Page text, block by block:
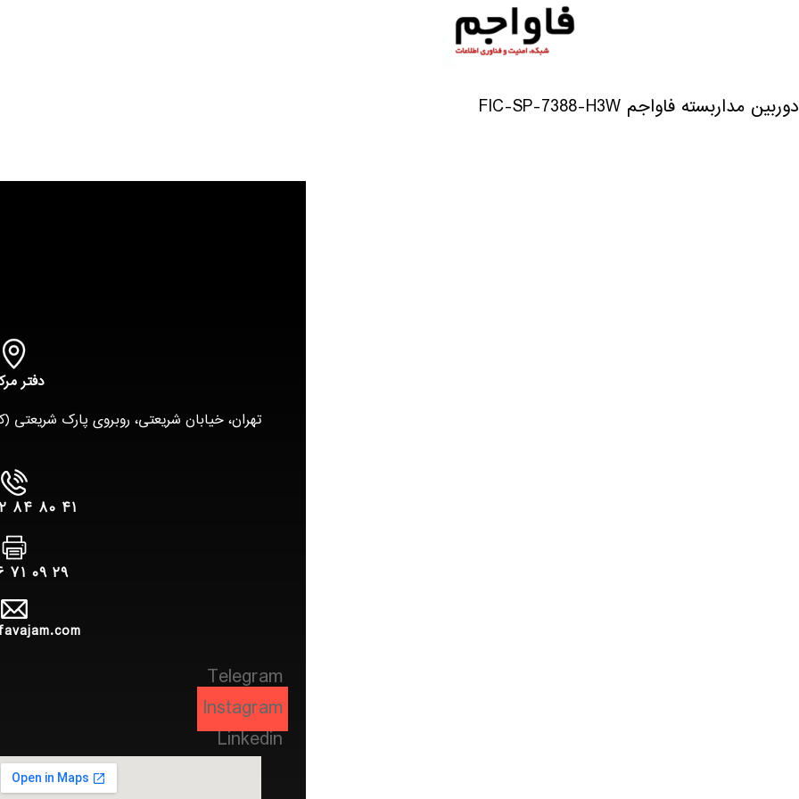
دوربین مداربسته فاواجم FIC-SP-7388-H3W
دفتر
تهران، خیابان شریعتی، روبروی پارک شریعتی
۴۱ ۸۰ ۸۴ ۲۲ – ۰۲۱
Telegram
Instagram
Linkedin